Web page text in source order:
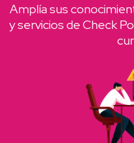
Amplía sus
y servicios de Check